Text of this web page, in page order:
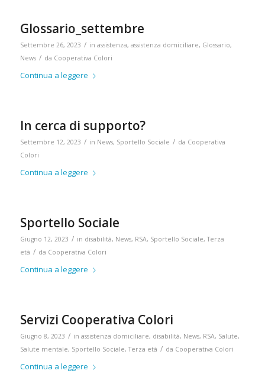
Glossario_settembre
Settembre 26, 2023 / in assistenza, assistenza domiciliare, Glossario,
News / da Cooperativa Colori
Continua a leggere
In cerca di supporto?
Settembre 12, 2023 / in News, Sportello Sociale / da Cooperativa
Colori
Continua a leggere
Sportello Sociale
Giugno 12, 2023 / in disabilità, News, RSA, Sportello Sociale,Terza
età / da Cooperativa Colori
Continua a leggere
Servizi Cooperativa Colori
Giugno 8, 2023 / in assistenza domiciliare, disabilità, News, RSA, Salute,
Salute mentale, Sportello Sociale,Terza età / da Cooperativa Colori
Continua a leggere